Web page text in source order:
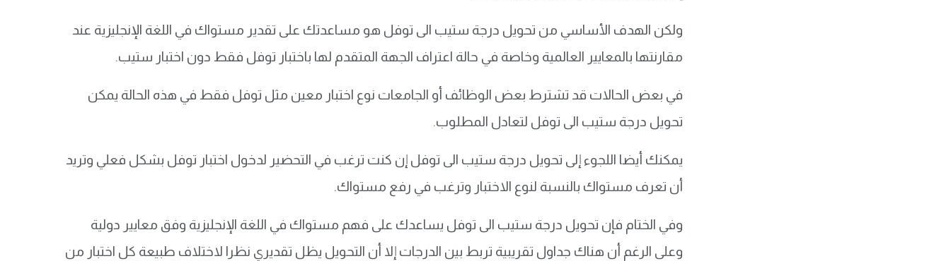
ولكن الهدف الأساسي من تحويل درجة ستيب الى توفل هو مساعدتك على تقدير مستواك في اللغة الإنجليزية عند
مقارنتها بالمعايير العالمية وخاصة في حالة اعتراف الجهة المتقدم لها باختبار توفل فقط دون اختبار ستيب.
في بعض الحالات قد تشترط بعض الوظائف أو الجامعات نوع اختبار معين مثل توفل فقط في هذه الحالة يمكن
تحويل درجة ستيب الى توفل لتعادل المطلوب.
يمكنك أيضا اللجوء إلى تحويل درجة ستيب الى توفل إن كنت ترغب في التحضير لدخول اختبار توفل بشكل فعلي وتريد
أن تعرف مستواك بالنسبة لنوع الاختبار وترغب في رفع مستواك.
وفي الختام فإن تحويل درجة ستيب الى توفل يساعدك على فهم مستواك في اللغة الإنجليزية وفق معايير دولية
وعلى الرغم أن هناك جداول تقريبية تربط بين الدرجات إلا أن التحويل يظل تقديري نظرا لاختلاف طبيعة كل اختبار من